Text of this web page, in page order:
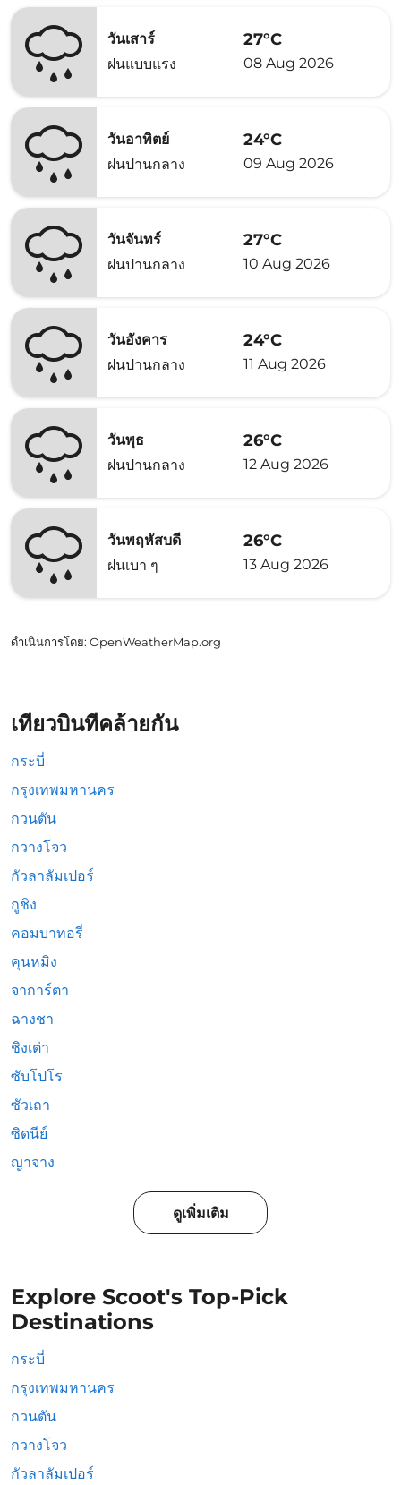
วันเสาร์
ฝนแบบแรง
27°C
08 Aug 2026
วันอาทิตย์
ฝนปานกลาง
24°C
09 Aug 2026
วันจันทร์
ฝนปานกลาง
27°C
10 Aug 2026
วันอังคาร
ฝนปานกลาง
24°C
11 Aug 2026
วันพุธ
ฝนปานกลาง
26°C
12 Aug 2026
วันพฤหัสบดี
ฝนเบา ๆ
26°C
13 Aug 2026
ดำเนินการโดย: OpenWeatherMap.org
เที่ยวบินที่คล้ายกัน
กระบี่
กรุงเทพมหานคร
กวนตัน
กวางโจว
กัวลาลัมเปอร์
กูชิง
คอมบาทอรี่
คุนหมิง
จาการ์ตา
ฉางชา
ชิงเต่า
ซับโปโร
ซัวเถา
ซิดนีย์
ญาจาง
ดูเพิ่มเติม
Explore Scoot's Top-Pick
Destinations
กระบี่
กรุงเทพมหานคร
กวนตัน
กวางโจว
กัวลาลัมเปอร์